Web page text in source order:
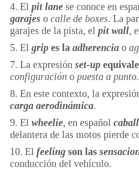
4. El pit lane se conoce en
garajes o calle de boxes. La
garajes de la pista, el pit wall,
5. El grip es la adherencia o
7. La expresión set-up
configuración o puesta a punto.
8. En este contexto, la
carga aerodinámica.
9. El wheelie, en español
delantera de las motos pierde
10. El feeling son las
conducción del vehículo.